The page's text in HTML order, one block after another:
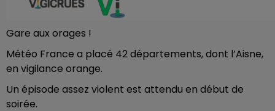
Gare aux orages !
Météo France a placé 42 départements, dont l’Aisne,
en vigilance orange.
Un épisode assez violent est attendu en début de
soirée.